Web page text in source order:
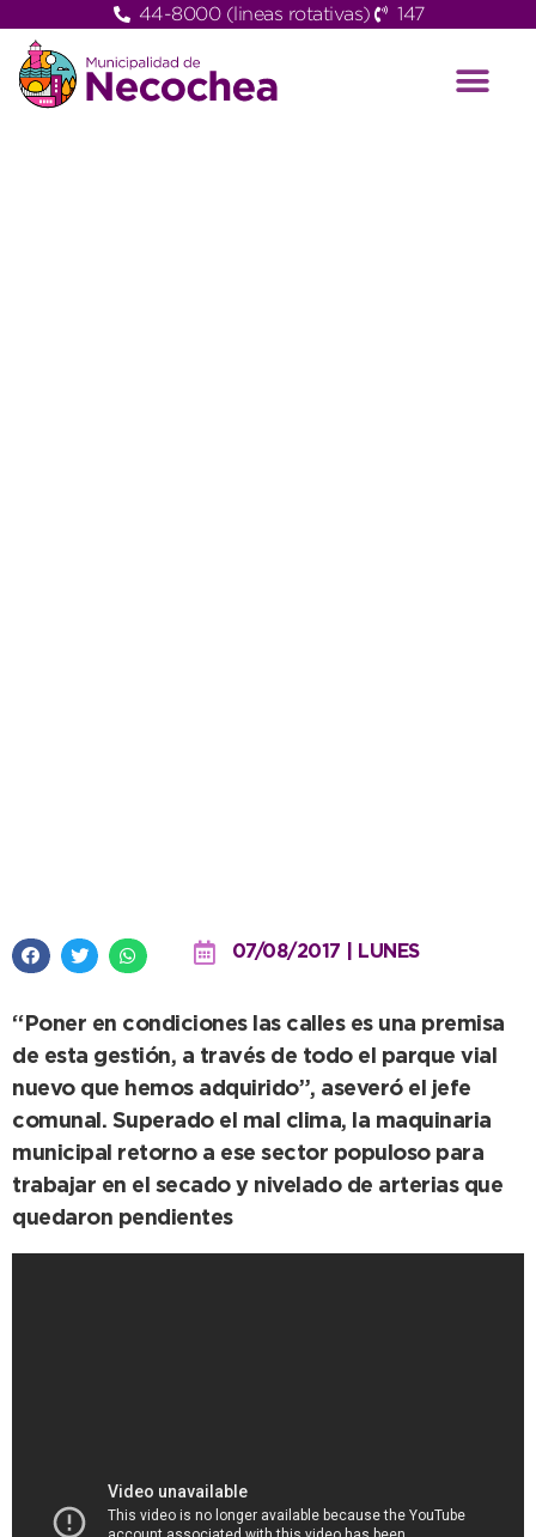
44-8000 (lineas rotativas) 147
07/08/2017 | LUNES
“Poner en condiciones las calles es una premisa
de esta gestión, a través de todo el parque vial
nuevo que hemos adquirido”, aseveró el jefe
comunal. Superado el mal clima, la maquinaria
municipal retorno a ese sector populoso para
trabajar en el secado y nivelado de arterias que
quedaron pendientes